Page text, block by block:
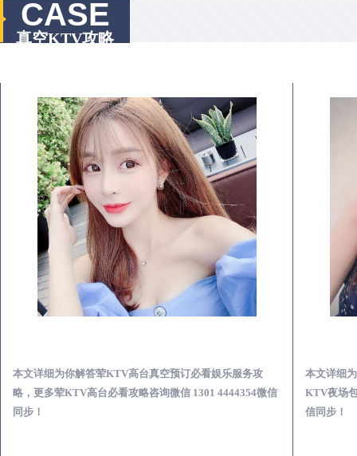
CASE
真空KTV攻略
本文详细为你解答荤KTV高台真空预订必看娱乐服务攻
略，更多荤KTV高台必看攻略咨询微信 1301 4444354微信
同步！
本文详细
KTV夜场
信同步！